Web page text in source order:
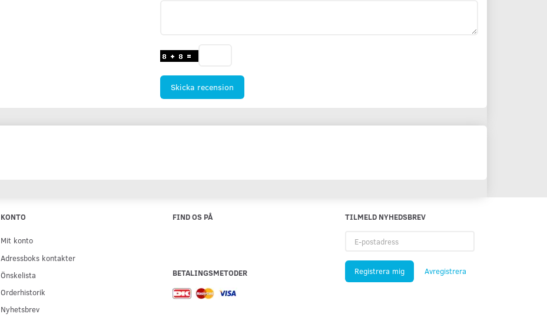
Skicka recension
KONTO
Mit konto
Adressboks kontakter
Önskelista
Orderhistorik
Nyhetsbrev
FIND OS PÅ
BETALINGSMETODER
TILMELD NYHEDSBREV
postadress
Registrera mig Avregistrera